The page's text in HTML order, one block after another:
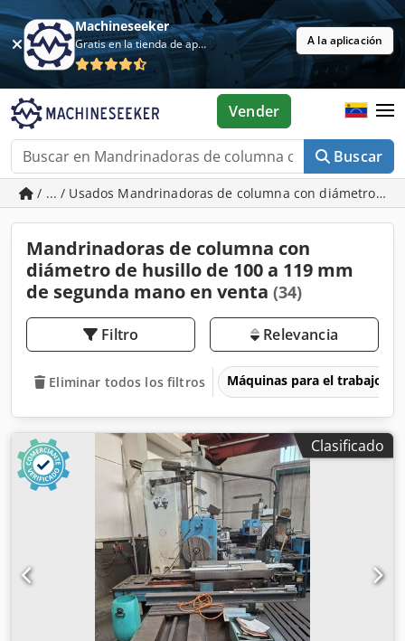
Machineseeker
Gratis en la tienda de aplicaciones A la aplicación
Buscar
Vender
/ ... / Usados Mandrinadoras de columna con diámetro de
Mandrinadoras de columna con
diámetro de husillo de 100 a 119 mm
de segunda mano en venta (34)
Filtro Relevancia
Eliminar todos los filtros Máquinas para el trabajo
Clasificado